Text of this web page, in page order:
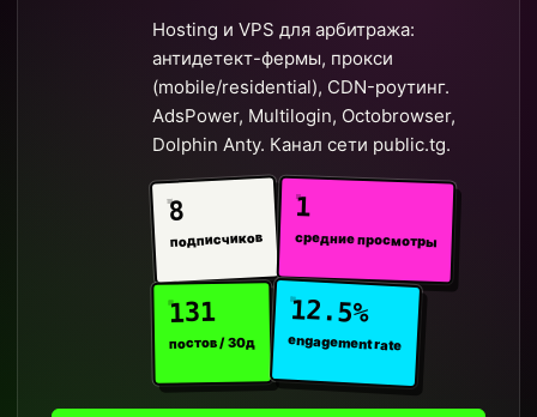
Hosting и VPS для арбитража:
антидетект-фермы, прокси
(mobile/residential), CDN-роутинг.
AdsPower, Multilogin, Octobrowser,
Dolphin Anty. Канал сети public.tg.
8
подписчиков
1
средние просмотры
131
постов / 30д
12.5%
engagement rate